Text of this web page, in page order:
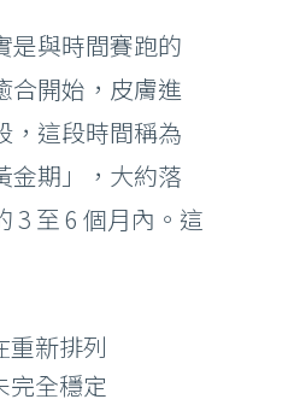
是與時間賽跑的
合開始，皮膚進
，這段時間稱為
金期」，大約落
3 至 6 個月內。這
重新排列
完全穩定